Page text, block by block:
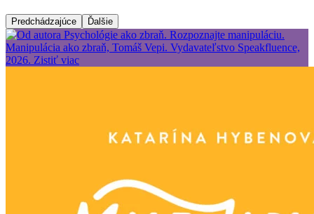
Predchádzajúce Ďalšie